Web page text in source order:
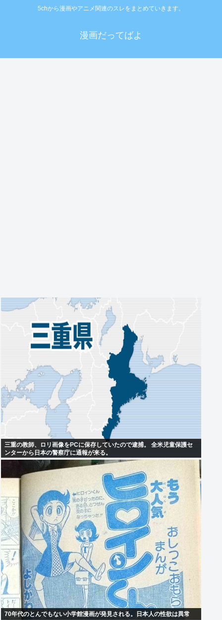
5chから漫画やアニメ関連のスレをまとめていきます。
漫画だってばよ
三重の教師、ロリ画像をPCに保存していたので逮捕。 全米児童保護セ
ンターから日本の警察庁に通報が来る。
70年代のとんでもない小学館漫画が発見される。日本人の性欲は異常